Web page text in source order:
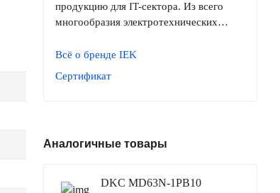
продукцию для IT-сектора. Из всего
многообразия электротехнических…
Всё о бренде IEK
Сертификат
Аналогичные товары
DKC MD63N-1PB10